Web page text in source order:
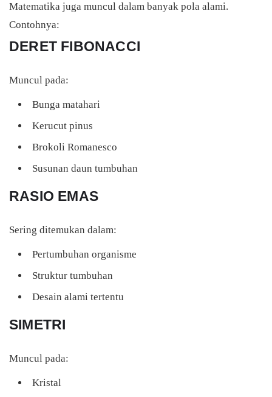
Matematika juga muncul dalam banyak pola alami.
Contohnya:
DERET FIBONACCI
Muncul pada:
Bunga matahari
Kerucut pinus
Brokoli Romanesco
Susunan daun tumbuhan
RASIO EMAS
Sering ditemukan dalam:
Pertumbuhan organisme
Struktur tumbuhan
Desain alami tertentu
SIMETRI
Muncul pada:
Kristal